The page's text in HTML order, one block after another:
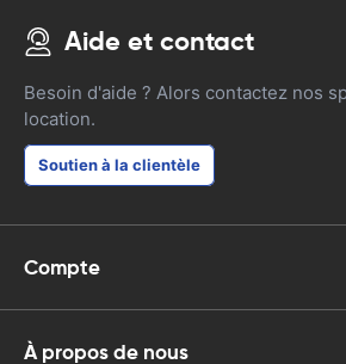
Aide et contact
Besoin d'aide ? Alors contactez nos
location.
Soutien à la clientèle
Compte
À propos de nous